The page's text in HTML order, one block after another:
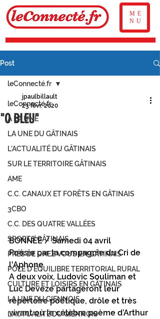
ME
NU
Post
leConnecté.fr
À LA UNE
LA UNE DU GÂTINAIS
L'ACTUALITÉ DU GÂTINAIS
SUR LE TERRITOIRE GÂTINAIS
AME
C.C. CANAUX ET FORÊTS EN GÂTINAIS
3CBO
C.C. DES QUATRE VALLÉES
SPORTS GÂTINAIS
PRÉS DE CHEZ VOUS EN GÂTINAIS
PÔLE D'ÉQUILIBRE TERRITORIAL RURAL
CULTURE ET LOISIRS EN GÂTINAIS
LA UNE DU GIENNOIS
L'ACTUALITÉ DU GIENNOIS
leConnecté.fr
"O BLEU"
jpaulbillault
23 févr. 2020
BONNÉE / Samedi 04 avril
Poésie par la compagnie du Cri de
l'Aphone
A deux voix, Ludovic Souliman et
Luc Devèze partageront leur
répertoire poétique, drôle et très
vivant où le célèbre poème d’Arthur